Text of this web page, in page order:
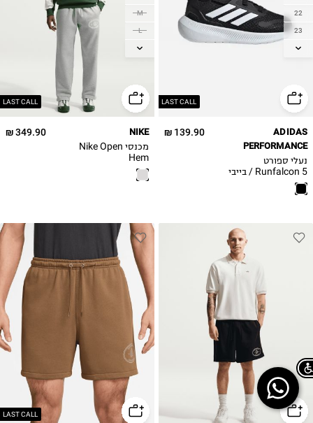
LAST CALL
22
23
23.5
25.5
26.5
139.90 ₪
ADIDAS
PERFORMANCE
נעלי ספורט
Runfalcon 5 / בייבי
בנים
LAST CALL
M
L
XL
349.90 ₪ NIKE
מכנסי Nike Open
Hem
LAST CALL
Chat on WhatsApp